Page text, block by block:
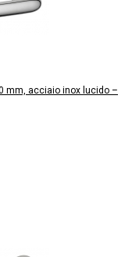
mm, acciaio inox lucido –